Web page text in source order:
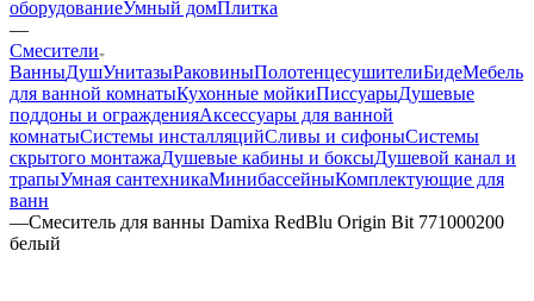
оборудованиеУмный домПлитка
—
Смесители
ВанныДушУнитазыРаковиныПолотенцесушителиБидеМебель
для ванной комнатыКухонные мойкиПиссуарыДушевые
поддоны и огражденияАксессуары для ванной
комнатыСистемы инсталляцийСливы и сифоныСистемы
скрытого монтажаДушевые кабины и боксыДушевой канал и
трапыУмная сантехникаМинибассейныКомплектующие для
ванн
—Смеситель для ванны Damixa RedBlu Origin Bit 771000200
белый